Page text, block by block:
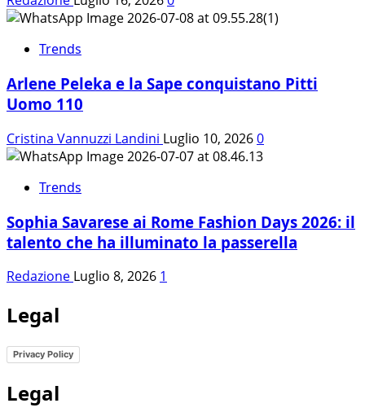
Trends
Arlene Peleka e la Sape conquistano Pitti
Uomo 110
Cristina Vannuzzi Landini Luglio 10, 20260
Trends
Sophia Savarese ai Rome Fashion Days 2026: il
talento che ha illuminato la passerella
Redazione Luglio 8, 2026 1
Legal
Privacy Policy
Legal